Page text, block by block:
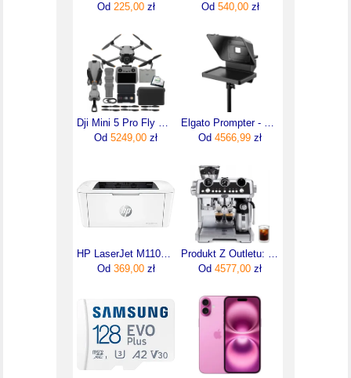
Od 225,00zł
Od 540,00zł
Dji Mini 5 Pro Fly More Combo Plus z RC 2
Od 5249,00 zł
Elgato Prompter - Teleprompter (10WAD9901)
Od 4566,99 zł
HP LaserJet M110w (7MD66F)
Od 369,00zł
Produkt Z Outletu: Ekspres Kolbowy Do Kawy Laspecialista Delonghi Ec9865.M Kawa Mrożona
Od 4577,00 zł